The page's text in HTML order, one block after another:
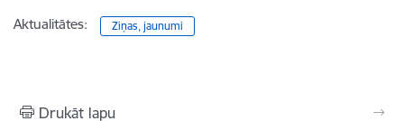
Aktualitātes: Ziņas, jaunumi
Drukāt lapu